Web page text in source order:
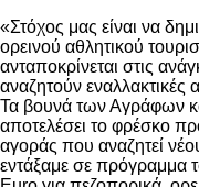
«Στόχος μας είναι να
ορεινού αθλητικού
ανταποκρίνεται στις
αναζητούν εναλλακτικές
Τα βουνά των Αγράφων
αποτελέσει το φρέσκο
αγοράς που αναζητεί
εντάξαμε σε